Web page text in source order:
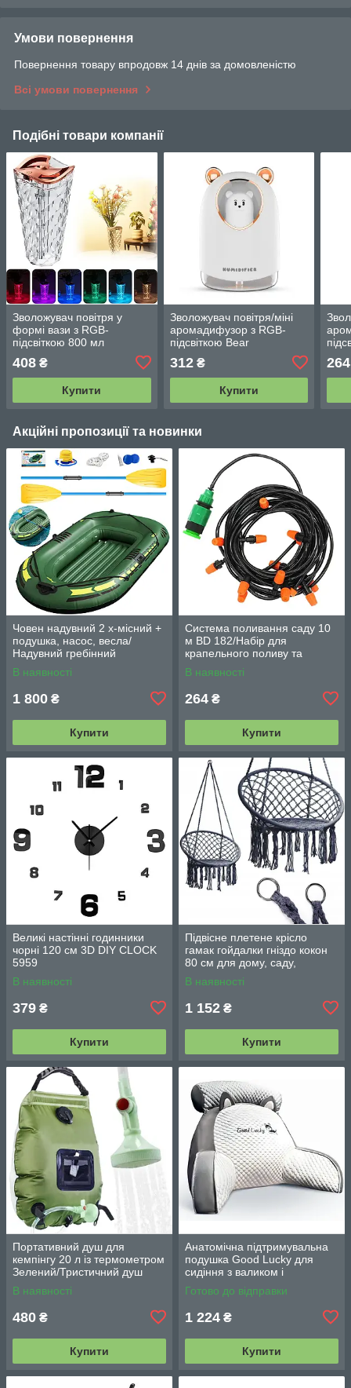
Умови повернення
Повернення товару впродовж 14 днів за домовленістю
Всі умови повернення
Подібні товари компанії
Зволожувач повітря у
формі вази з RGB-
підсвіткою 800 мл
408 ₴
Купити
Зволожувач повітря/міні
аромадифузор з RGB-
підсвіткою Bear
312₴
Купити
264
Акційні пропозиції та новинки
Човен надувний 2 х-місний +
подушка, насос, весла/
Надувний гребінний
двомісний гумовий човен
180/98см
В наявності
1 800 ₴
Купити
Система поливання саду 10
м BD 182/Набір для
крапельного поливу та
охолодження/комплект для
поливання
В наявності
264 ₴
Купити
Великі настінні годинники
чорні 120 см 3D DIY CLOCK
5959
В наявності
379 ₴
Купити
Підвісне плетене крісло
гамак гойдалки гніздо кокон
80 см для дому, саду,
балкона та тераси
В наявності
1 152 ₴
Купити
Портативний душ для
кемпінгу 20 л із термометром
Зелений/Тристичний душ
переносний з лійкою/
Польовий душ сумка
В наявності
480 ₴
Купити
Анатомічна підтримувальна
подушка Good Lucky для
сидіння з валиком і
підлокітниками
Готово до відправки
1 224 ₴
Купити